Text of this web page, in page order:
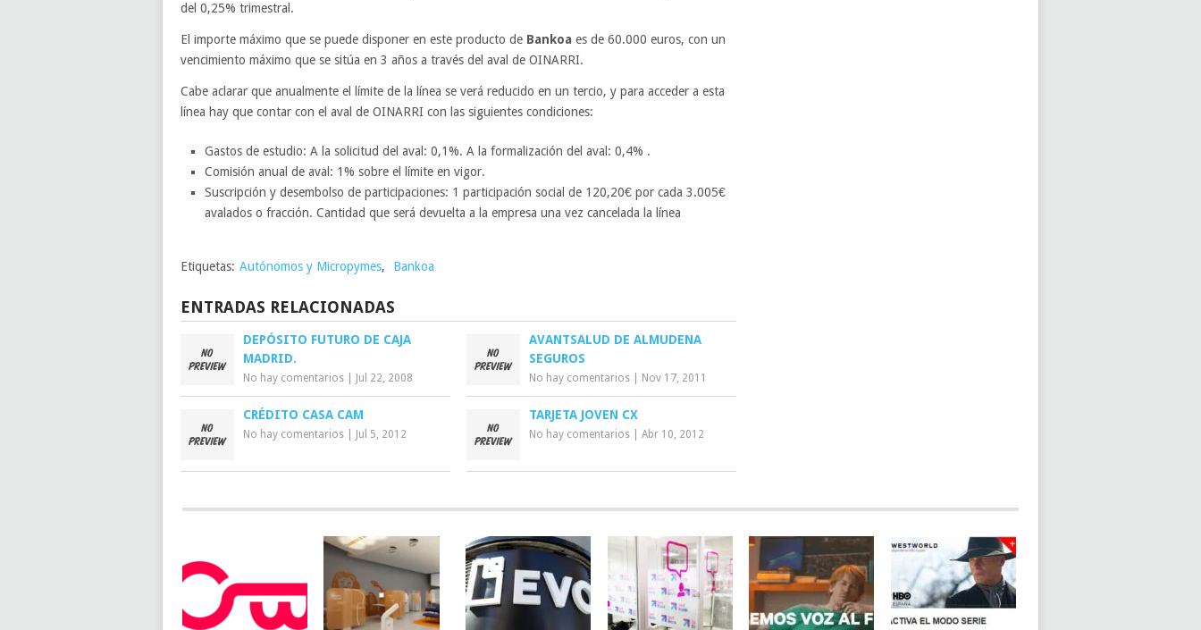
del 0,25% trimestral.
El importe máximo que se puede disponer en este producto de Bankoa es de 60.000 euros, con un
vencimiento máximo que se sitúa en 3 años a través del aval de OINARRI.
Cabe aclarar que anualmente el límite de la línea se verá reducido en un tercio, y para acceder a esta
línea hay que contar con el aval de OINARRI con las siguientes condiciones:
Gastos de estudio: A la solicitud del aval: 0,1%. A la formalización del aval: 0,4% .
Comisión anual de aval: 1% sobre el límite en vigor.
Suscripción y desembolso de participaciones: 1 participación social de 120,20€ por cada 3.005€
avalados o fracción. Cantidad que será devuelta a la empresa una vez cancelada la línea
Etiquetas: Autónomos y Micropymes, Bankoa
ENTRADAS RELACIONADAS
DEPÓSITO FUTURO DE CAJA
MADRID.
No hay comentarios Jul 22, 2008
AVANTSALUD DE ALMUDENA
SEGUROS
No hay comentarios Nov 17, 2011
CRÉDITO CASA CAM
No hay comentarios Jul 5, 2012
TARJETA JOVEN CX
No hay comentarios |Abr 10, 2012